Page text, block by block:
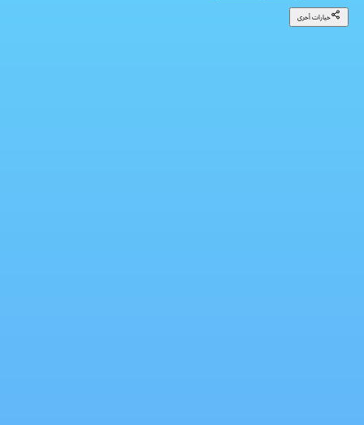
خيارات أخرى